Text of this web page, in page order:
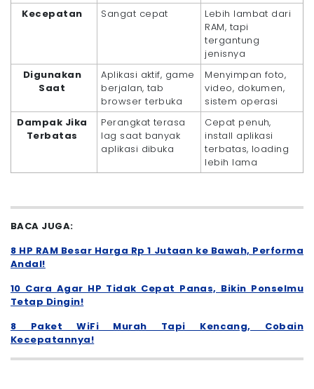
Kecepatan
Sangat cepat
Lebih lambat dari
RAM, tapi
tergantung
jenisnya
Digunakan
Saat
Aplikasi aktif, game
berjalan, tab
browser terbuka
Menyimpan foto,
video, dokumen,
sistem operasi
Dampak Jika
Terbatas
Perangkat terasa
lag saat banyak
aplikasi dibuka
Cepat penuh,
install aplikasi
terbatas, loading
lebih lama
BACA JUGA:
8 HP RAM Besar Harga Rp 1 Jutaan ke Bawah, Performa
Andal!
10 Cara Agar HP Tidak Cepat Panas, Bikin Ponselmu
Tetap Dingin!
8 Paket WiFi Murah Tapi Kencang, Cobain
Kecepatannya!